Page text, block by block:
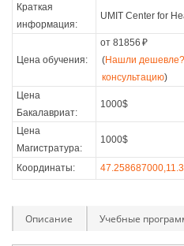
Краткая
информация:
UMIT Center for
Цена обучения:
от 81856 ₽
(Нашли
консультацию)
Цена
Бакалавриат:
1000$
Цена
Магистратура:
1000$
Координаты:
Описание Учебные